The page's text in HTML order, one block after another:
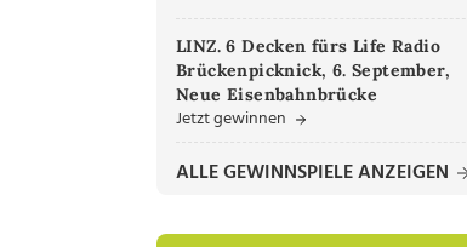
LINZ. 6 Decken fürs Life Radio
Brückenpicknick, 6. September,
Neue Eisenbahnbrücke
Jetzt gewinnen
ALLE GEWINNSPIELE ANZEIGEN